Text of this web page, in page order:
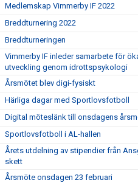
Medlemskap Vimmerby IF 2022
Breddturnering 2022
Breddturneringen
Vimmerby IF inleder samarbete för
utveckling genom idrottspsykologi
Årsmötet blev digi-fysiskt
Härliga dagar med Sportlovsfotboll
Digital möteslänk till onsdagens
Sportlovsfotboll i AL-hallen
Årets utdelning av stipendier från
skett
Årsmöte onsdagen 23 februari